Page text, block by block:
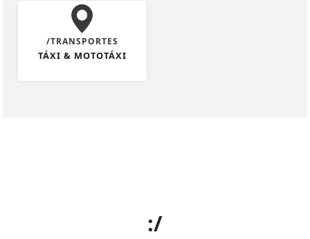
/TRANSPORTES
TÁXI & MOTOTÁXI
:/